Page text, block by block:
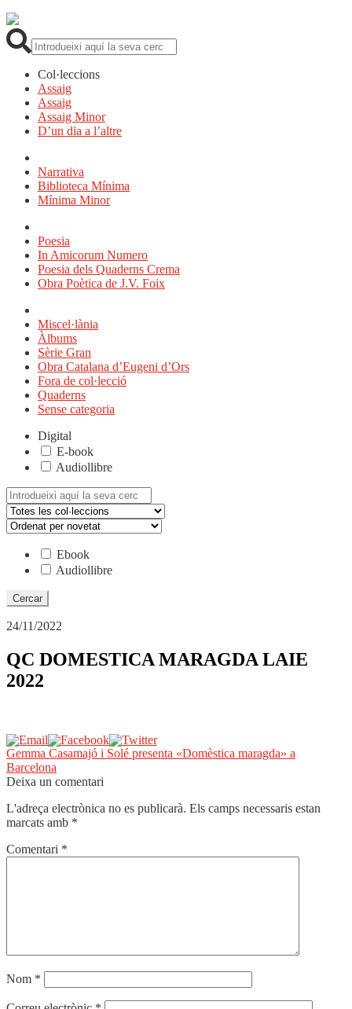
Col·leccions
Assaig
Assaig
Assaig Minor
D’un dia a l’altre
Narrativa
Biblioteca Mínima
Mínima Minor
Poesia
In Amicorum Numero
Poesia dels Quaderns Crema
Obra Poètica de J.V. Foix
Miscel·lània
Àlbums
Sèrie Gran
Obra Catalana d’Eugeni d’Ors
Fora de col·lecció
Quaderns
Sense categoria
Digital
E-book
Audiollibre
Cerca:
Ebook
Audiollibre
24/11/2022
QC DOMESTICA MARAGDA LAIE
2022
Navegació
d'entrades
Entrada
anterior:
Gemma Casamajó i Solé presenta «Domèstica maragda» a
Barcelona
Deixa un comentari
L'adreça electrònica no es publicarà. Els camps necessaris estan
marcats amb *
Comentari *
Nom *